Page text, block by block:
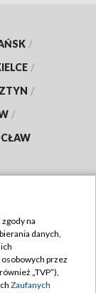
/
/
/
/
na
danych,
przez
„TVP”),
Zaufanych